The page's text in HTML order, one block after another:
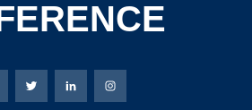
Proenen Facebook-pagina
Bierbaum-Proenen X-pagina
Bierbaum-Proenen
Bierbaum-Proenen